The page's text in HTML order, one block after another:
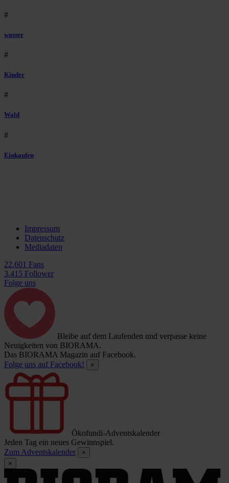
#
wasser
#
Kinder
#
Wald
#
Einkaufen
Impressum
Datenschutz
Mediadaten
22.601 Fans
3.415 Follower
Folge uns
Bleibe auf dem Laufenden und verpasse keine
Neuigkeiten von BIORAMA.
Das BIORAMA Magazin auf Facebook.
Folge uns auf Facebook!
×
Ökofundi-Adventskalender
Jeden Tag ein neues Gewinnspiel.
Zum Adventskalender
×
×